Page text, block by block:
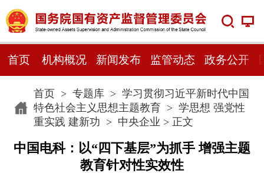
首页 机构概况 新闻发布 监管动态 政务公开
首页> 专题库> 学习贯彻习近平新时代中国
特色社会主义思想主题教育> 学思想 强党性
重实践 建新功 > 中央企业 > 正文
中国电科：以“四下基层”为抓手 增强主题
教育针对性实效性